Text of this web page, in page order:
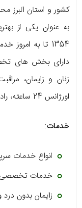
کشور و استان البرز
به عنوان یکی از
1354 تا به
دارای بخش های
زنان و زایمان،
اورژانس 24 ساعته، رادیولوژی و آزمایشگاه بالینی می باشد.
خدمات:
انواع خدمات
خدمات تخصصی
زایمان بدون